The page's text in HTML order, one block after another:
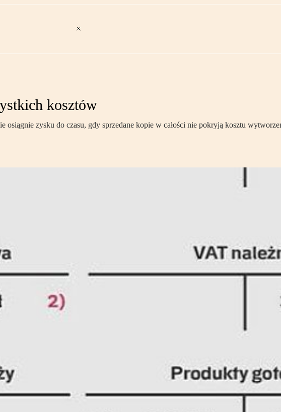
kosztów
zysku do czasu, gdy sprzedane kopie w całości nie pokryją kosztu